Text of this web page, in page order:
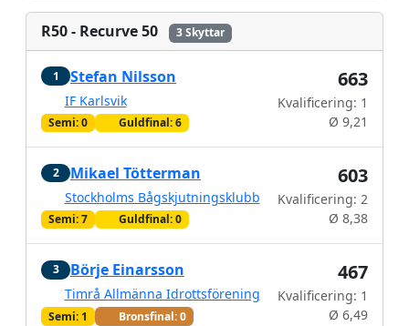
R50 - Recurve 50 3 Skyttar
1 Stefan Nilsson
IF Karlsvik
Semi: 0 Guldfinal: 6
663
Kvalificering: 1
Ø 9,21
2 Mikael Tötterman
Stockholms Bågskjutningsklubb
Semi: 7 Guldfinal: 0
603
Kvalificering: 2
Ø 8,38
3 Börje Einarsson
Timrå Allmänna Idrottsförening
Semi: 1 Bronsfinal: 0
467
Kvalificering: 1
Ø 6,49